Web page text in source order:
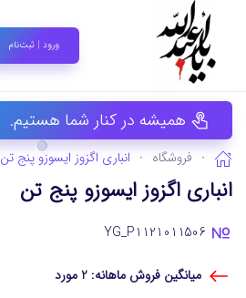
ورود | ثبت‌نام
همیشه در کنار شما هستیم.
فروشگاه انباری اگزوز ایسوزو پنج تن
انباری اگزوز ایسوزو پنج تن
میانگین فروش ماهانه: 2 مورد